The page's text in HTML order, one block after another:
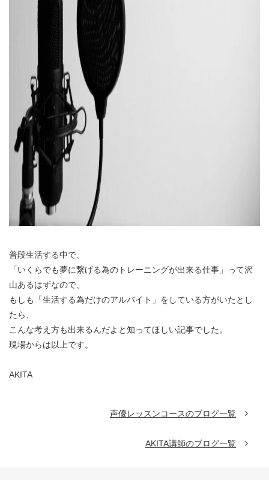
普段生活する中で、
「いくらでも夢に繋げる為のトレーニングが出来る仕事」って沢
山あるはずなので、
もしも「生活する為だけのアルバイト」をしている方がいたとし
たら、
こんな考え方も出来るんだよと知ってほしい記事でした。
現場からは以上です。
AKITA
声優レッスンコースのブログ一覧
AKITA講師のブログ一覧